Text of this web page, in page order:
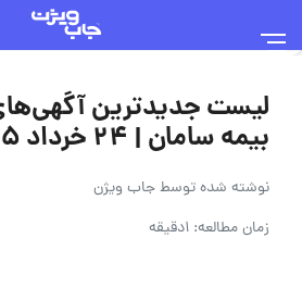
لیست جدیدترین
بیمه سامان | ۲۴ خرداد ۱۴۰۵
نوشته شده توسطجاب ویژن
زمان مطالعه: 1دقیقه